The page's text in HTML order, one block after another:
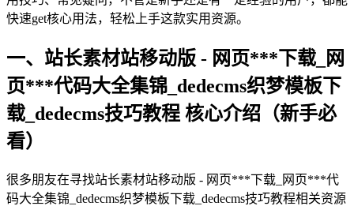
快速get核心用法，轻松上手这款实用资源。
一、站长素材站移动版 - 网页***下载_网
页***代码大全集锦_dedecms织梦模板下
载_dedecms技巧教程 核心介绍（新手必
看）
很多朋友在寻找站长素材站移动版 - 网页***下载_网页***代
码大全集锦_dedecms织梦模板下载_dedecms技巧教程相关资源